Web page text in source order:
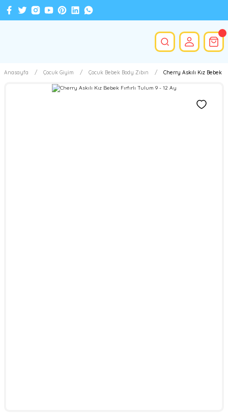
Anasayfa Çocuk Giyim Çocuk Bebek Body Zıbın Cherry Askılı Kız Bebek